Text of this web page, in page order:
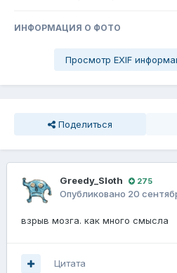
ИНФОРМАЦИЯ О ФОТО
Просмотр EXIF
Поделиться
Greedy_Sloth 275
Опубликовано 20
взрыв мозга. как много смысла
Цитата